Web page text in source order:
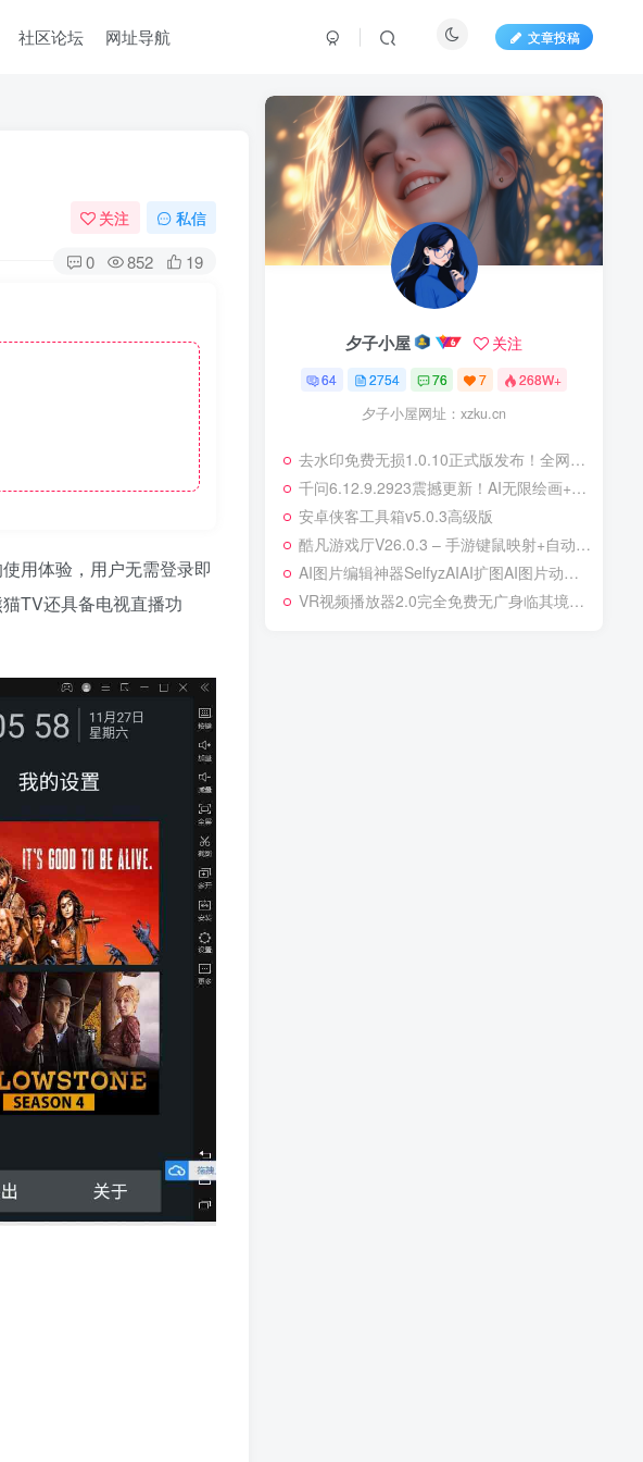
社区论坛 网址导航 文章投稿
关注 私信
0 852 19
用体验，用户无需登录即
TV还具备电视直播功
夕子小屋 关注
64 2754 76 7 268W+
夕子小屋网址：xzku.cn
去水印免费无损1.0.10正式版发布！全网短视频&图集无水印下载，永久免费！‌
‌千问6.12.9.2923震撼更新！AI无限绘画+视频合成，玩转创作自由！看八字算命
安卓侠客工具箱v5.0.3高级版
酷凡游戏厅V26.0.3 – 手游键鼠映射+自动压枪神器
AI图片编辑神器SelfyzAIAI扩图AI图片动起来高级版
VR视频播放器2.0完全免费无广身临其境看任何视频